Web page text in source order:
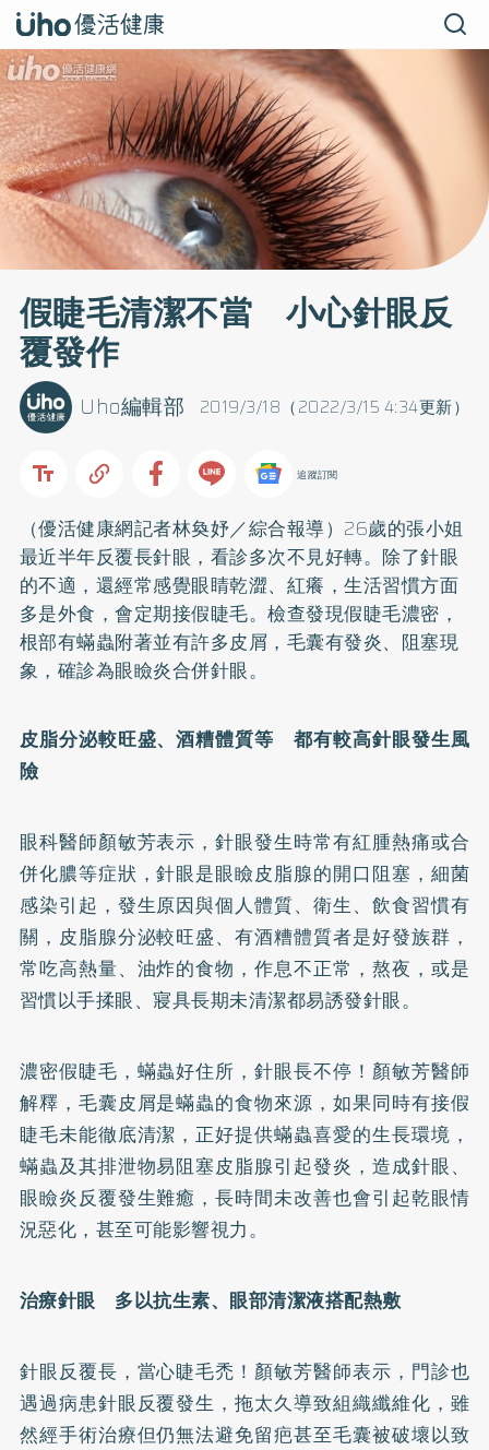
假睫毛清潔不當 小心針眼反
覆發作
2019/3/18（2022/3/15 4:34更新）
Uho編輯部
追蹤訂閱
（優活健康網記者林奐妤／綜合報導）26歲的張小姐
最近半年反覆長針眼，看診多次不見好轉。除了針眼
的不適，還經常感覺眼睛乾澀、紅癢，生活習慣方面
多是外食，會定期接假睫毛。檢查發現假睫毛濃密，
根部有蟎蟲附著並有許多皮屑，毛囊有發炎、阻塞現
象，確診為眼瞼炎合併針眼。
皮脂分泌較旺盛、酒糟體質等 都有較高針眼發生風
險
眼科醫師顏敏芳表示，針眼發生時常有紅腫熱痛或合
併化膿等症狀，針眼是眼瞼皮脂腺的開口阻塞，細菌
感染引起，發生原因與個人體質、衛生、飲食習慣有
關，皮脂腺分泌較旺盛、有酒糟體質者是好發族群，
常吃高熱量、油炸的食物，作息不正常，熬夜，或是
習慣以手揉眼、寢具長期未清潔都易誘發針眼。
濃密假睫毛，蟎蟲好住所，針眼長不停！顏敏芳醫師
解釋，毛囊皮屑是蟎蟲的食物來源，如果同時有接假
睫毛未能徹底清潔，正好提供蟎蟲喜愛的生長環境，
蟎蟲及其排泄物易阻塞皮脂腺引起發炎，造成針眼、
眼瞼炎反覆發生難癒，長時間未改善也會引起乾眼情
況惡化，甚至可能影響視力。
治療針眼 多以抗生素、眼部清潔液搭配熱敷
針眼反覆長，當心睫毛禿！顏敏芳醫師表示，門診也
遇過病患針眼反覆發生，拖太久導致組織纖維化，雖
然經手術治療但仍無法避免留疤甚至毛囊被破壞以致